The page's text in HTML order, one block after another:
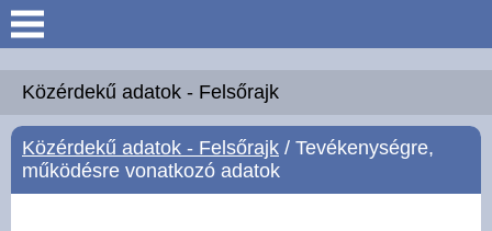
Keresés
Köszöntő
Hírek
Közérdekű adatok - Felsőrajk
Közérdekű adatok - Felsőrajk / Tevékenységre,
működésre vonatkozó adatok